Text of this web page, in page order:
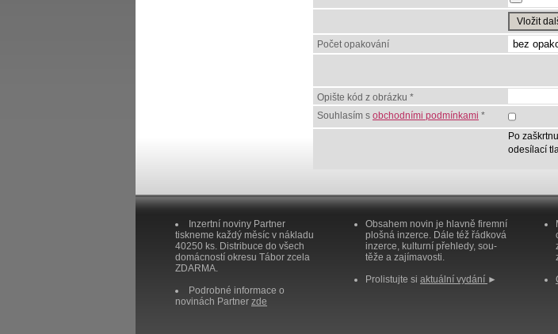
Vložit
Počet opakování
Opište kód z obrázku *
Souhlasím s obchodními podmínkami *
Po
odesílací
Inzertní noviny Partner
tiskneme každý měsíc v nákladu
40250 ks. Distribuce do všech
domácností okresu Tábor zcela
ZDARMA.
Podrobné informace o
novinách Partner zde
Obsahem novin je hlavně firemní
plošná inzerce. Dále též řádková
inzerce, kulturní přehledy, sou-
těže a zajímavosti.
Prolistujte si aktuální vydání ►